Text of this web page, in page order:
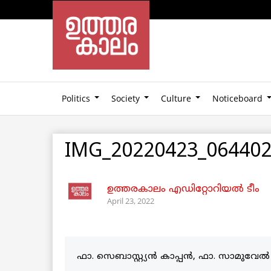
Politics Society Culture Noticeboard
IMG_20220423_064402
ഉത്തരകാലം എഡിറ്റോറിയല്‍ ടീം
April 23, 2022
ഫാ. സെബാസ്റ്റ്യൻ കാപ്പൻ, ഫാ.